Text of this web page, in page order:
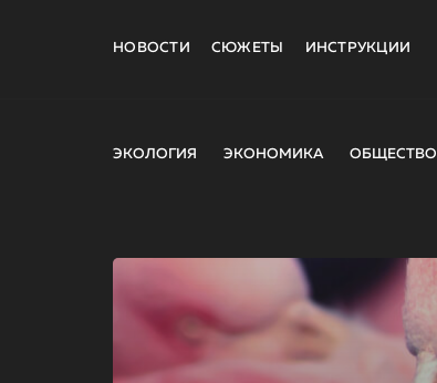
НОВОСТИ СЮЖЕТЫ ИНСТРУКЦИИ
ЭКОЛОГИЯ ЭКОНОМИКА ОБЩЕСТВО